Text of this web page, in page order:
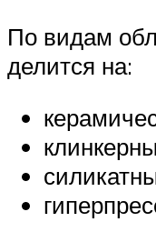
По видам
делится на: